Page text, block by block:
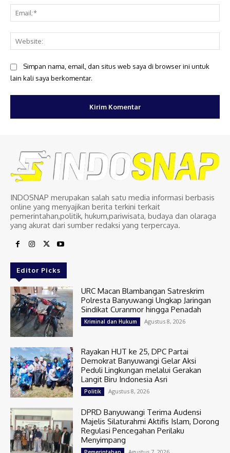
Simpan nama, email, dan situs web saya di browser ini untuk
lain kali saya berkomentar.
INDOSNAP merupakan salah satu media informasi berbasis
online yang menyajikan berita terkini terkait
pemerintahan,politik, hukum,pariwisata, budaya dan olaraga
yang akurat dari sumber redaksi yang terpercaya.
Editor Picks
URC Macan Blambangan Satreskrim
Polresta Banyuwangi Ungkap Jaringan
Sindikat Curanmor hingga Penadah
Kriminal dan Hukum Agustus 8, 2026
Rayakan HUT ke 25, DPC Partai
Demokrat Banyuwangi Gelar Aksi
Peduli Lingkungan melalui Gerakan
Langit Biru Indonesia Asri
Politik Agustus 8, 2026
DPRD Banyuwangi Terima Audensi
Majelis Silaturahmi Aktifis Islam, Dorong
Regulasi Pencegahan Perilaku
Menyimpang